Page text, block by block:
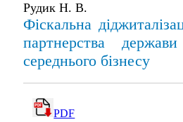
Рудик Н. В.
Фіскальна
партнерства
середнього бізнесу
PDF